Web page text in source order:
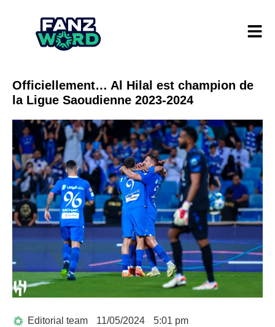
Officiellement… Al Hilal est champion de
la Ligue Saoudienne 2023-2024
Editorial team 11/05/2024 5:01 pm